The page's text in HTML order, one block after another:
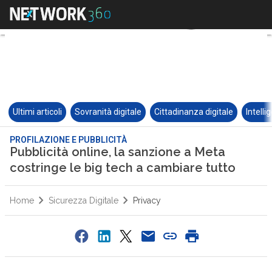
Ultimi articoli Sovranità digitale Cittadinanza digitale
PROFILAZIONE E PUBBLICITÀ
Pubblicità online, la sanzione a Meta
costringe le big tech a cambiare tutto
Home Sicurezza Digitale Privacy